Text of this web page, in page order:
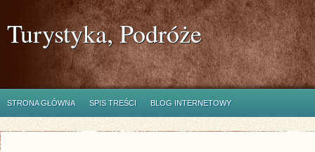
Turystyka, Podróże
STRONA GŁÓWNA SPIS TREŚCI BLOG INTERNETOWY